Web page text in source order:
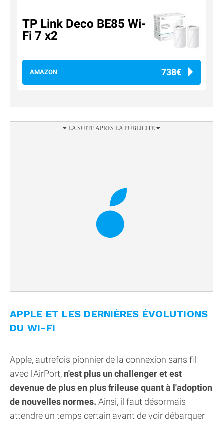
TP Link Deco BE85 Wi-
Fi 7 x2
AMAZON 738€
APPLE ET LES DERNIÈRES ÉVOLUTIONS
DU WI-FI
Apple, autrefois pionnier de la connexion sans fil
avec l'AirPort, n'est plus un challenger et est
devenue de plus en plus frileuse quant à l'adoption
de nouvelles normes. Ainsi, il faut désormais
attendre un temps certain avant de voir débarquer